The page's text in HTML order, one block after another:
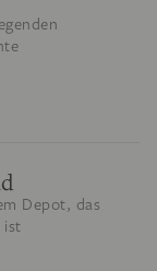
Depot, das
ist